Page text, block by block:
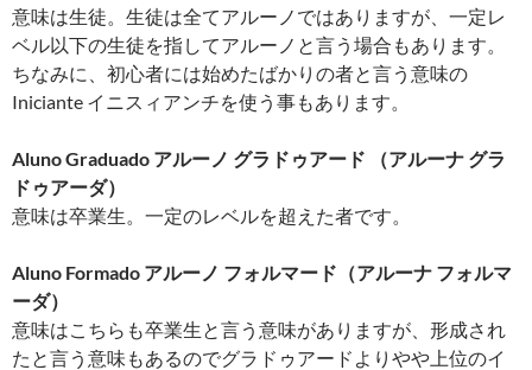
意味は生徒。生徒は全てアルーノではありますが、一定レ
ベル以下の生徒を指してアルーノと言う場合もあります。
ちなみに、初心者には始めたばかりの者と言う意味の
Iniciante イニスィアンチを使う事もあります。
Aluno Graduado アルーノ グラドゥアード （アルーナ グラ
ドゥアーダ）
意味は卒業生。一定のレベルを超えた者です。
Aluno Formado アルーノ フォルマード（アルーナ フォルマ
ーダ）
意味はこちらも卒業生と言う意味がありますが、形成され
たと言う意味もあるのでグラドゥアードよりやや上位のイ